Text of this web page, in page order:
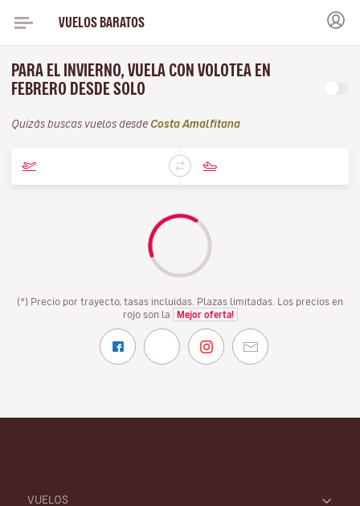
VUELOS BARATOS
PARA EL INVIERNO, VUELA CON VOLOTEA EN
FEBRERO DESDE SOLO
Quizás buscas vuelos desde Costa Amalfitana
(*) Precio por trayecto, tasas incluidas. Plazas limitadas. Los precios en
rojo son la
Mejor oferta!
VUELOS